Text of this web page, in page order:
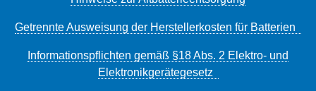
Getrennte Ausweisung der Herstellerkosten für Batterien
Informationspflichten gemäß §18 Abs. 2 Elektro- und
Elektronikgerätegesetz